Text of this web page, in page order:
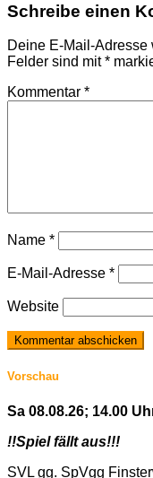
Schreibe einen
Deine E-Mail-Adresse
Felder sind mit*
Kommentar *
Name *
E-Mail-Adresse *
Website
Vorschau
Sa 08.08.26; 14.00
!!Spiel fällt aus!!!
SVL gg. SpVgg